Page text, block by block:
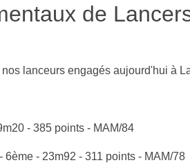
de
lanceurs engagés aujourd'hui à
- 385 points - MAM/84
- 23m92 - 311 points - MAM/78